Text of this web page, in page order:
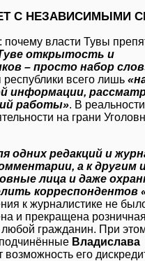
С НЕЗАВИСИМЫМИ
власти Тувы
открытость и
– просто набор
республики всего лишь
информации,
работы». В реальности
на грани
одних редакций и
а к другим
лица и даже
корреспондентов
к журналистике не
и прекращена розничная
гражданин. При
Владислава
возможность его